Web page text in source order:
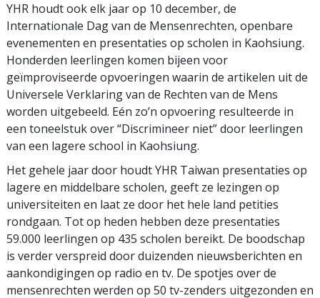
YHR houdt ook elk jaar op 10 december, de
Internationale Dag van de Mensenrechten, openbare
evenementen en presentaties op scholen in Kaohsiung.
Honderden leerlingen komen bijeen voor
geïmproviseerde opvoeringen waarin de artikelen uit de
Universele Verklaring van de Rechten van de Mens
worden uitgebeeld. Eén zo’n opvoering resulteerde in
een toneelstuk over “Discrimineer niet” door leerlingen
van een lagere school in Kaohsiung.
Het gehele jaar door houdt YHR Taiwan presentaties op
lagere en middelbare scholen, geeft ze lezingen op
universiteiten en laat ze door het hele land petities
rondgaan. Tot op heden hebben deze presentaties
59.000 leerlingen op 435 scholen bereikt. De boodschap
is verder verspreid door duizenden nieuwsberichten en
aankondigingen op radio en tv. De spotjes over de
mensenrechten werden op 50 tv-zenders uitgezonden en